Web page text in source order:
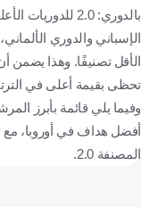
بالدوري: 2.0
الأقل تصنيفًا. وهذا يضمن
تحظى بقيمة أعلى في
وفيما يلي قائمة بأبرز
أفضل هداف في أوروبا، مع
المصنفة 2.0.